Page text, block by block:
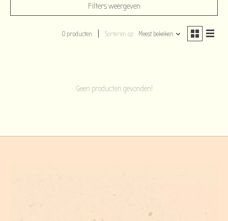
Filters weergeven
0 producten Sorteren op Meest bekeken
Geen producten gevonden!